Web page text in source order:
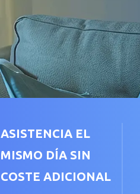
ASISTENCIA EL
MISMO DÍA SIN
COSTE ADICIONAL